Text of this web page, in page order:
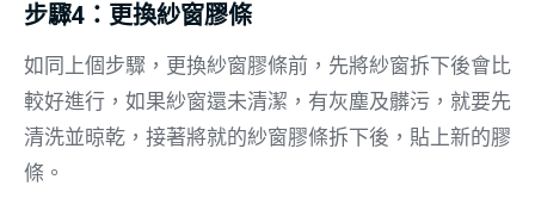
步驟4：更換紗窗膠條
如同上個步驟，更換紗窗膠條前，先將紗窗拆下後會比
較好進行，如果紗窗還未清潔，有灰塵及髒污，就要先
清洗並晾乾，接著將就的紗窗膠條拆下後，貼上新的膠
條。